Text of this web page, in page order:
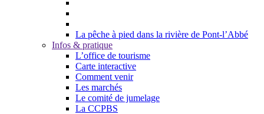
La pêche à pied dans la rivière de Pont-l’Abbé
Infos & pratique
L’office de tourisme
Carte interactive
Comment venir
Les marchés
Le comité de jumelage
La CCPBS